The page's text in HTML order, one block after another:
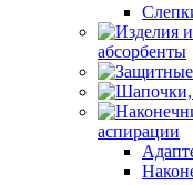
абсорбенты
аспирации